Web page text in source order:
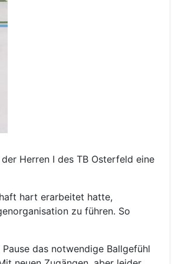
Herren I des TB Osterfeld eine
hart erarbeitet hatte,
zu führen. So
das notwendige Ballgefühl